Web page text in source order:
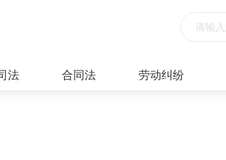
法 合同法 劳动纠纷